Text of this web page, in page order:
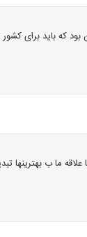
بود که باید برای
ما ب بهترینها